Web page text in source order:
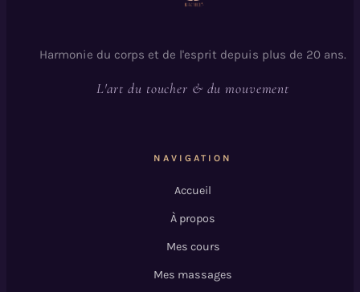
Harmonie du corps et de l'esprit depuis plus de 20 ans.
L'art du toucher & du mouvement
NAVIGATION
Accueil
À propos
Mes cours
Mes massages